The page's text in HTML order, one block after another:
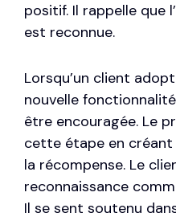
positif. Il rappelle que
est reconnue.
Lorsqu’un client
nouvelle
être encouragée. Le
cette étape en créant
la récompense. Le
reconnaissance
Il se sent soutenu